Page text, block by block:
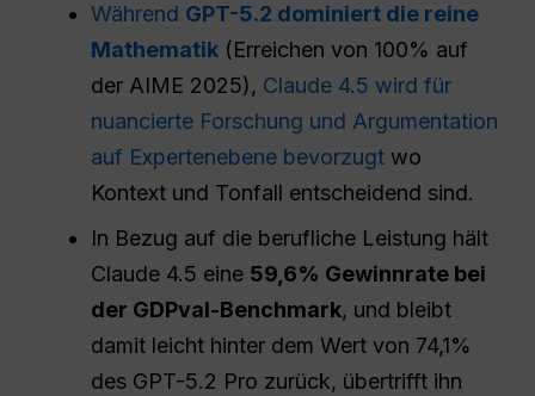
Während GPT-5.2 dominiert die reine
Mathematik (Erreichen von 100% auf
der AIME 2025), Claude 4.5 wird für
nuancierte Forschung und Argumentation
auf Expertenebene bevorzugt wo
Kontext und Tonfall entscheidend sind.
In Bezug auf die berufliche Leistung hält
Claude 4.5 eine 59,6% Gewinnrate bei
der GDPval-Benchmark, und bleibt
damit leicht hinter dem Wert von 74,1%
des GPT-5.2 Pro zurück, übertrifft ihn